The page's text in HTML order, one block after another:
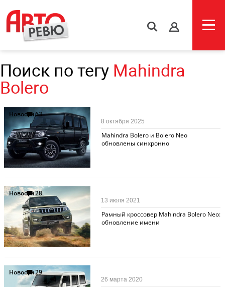
s
Поиск по тегу Mahindra
Bolero
Новости63
Mahindra Bolero и Bolero Neo
обновлены синхронно
8 октября 2025
Новости28
Рамный кроссовер Mahindra Bolero Neo:
обновление имени
13 июля 2021
Новости29
26 марта 2020